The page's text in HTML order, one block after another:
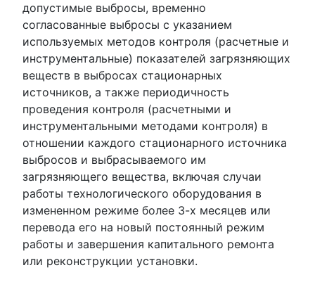
допустимые выбросы, временно
согласованные выбросы с указанием
используемых методов контроля (расчетные и
инструментальные) показателей загрязняющих
веществ в выбросах стационарных
источников, а также периодичность
проведения контроля (расчетными и
инструментальными методами контроля) в
отношении каждого стационарного источника
выбросов и выбрасываемого им
загрязняющего вещества, включая случаи
работы технологического оборудования в
измененном режиме более 3-х месяцев или
перевода его на новый постоянный режим
работы и завершения капитального ремонта
или реконструкции установки.